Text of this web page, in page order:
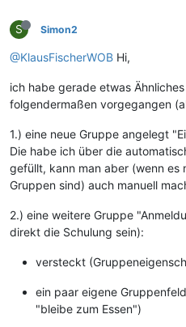
S Simon2
@KlausFischerWOB Hi,
ich habe gerade etwas
folgendermaßen vorgegangen
1.) eine neue Gruppe angelegt
Die habe ich über die
gefüllt, kann man aber (wenn es
Gruppen sind) auch manuell
2.) eine weitere Gruppe
direkt die Schulung sein):
versteckt
ein paar eigene
"bleibe zum Essen")